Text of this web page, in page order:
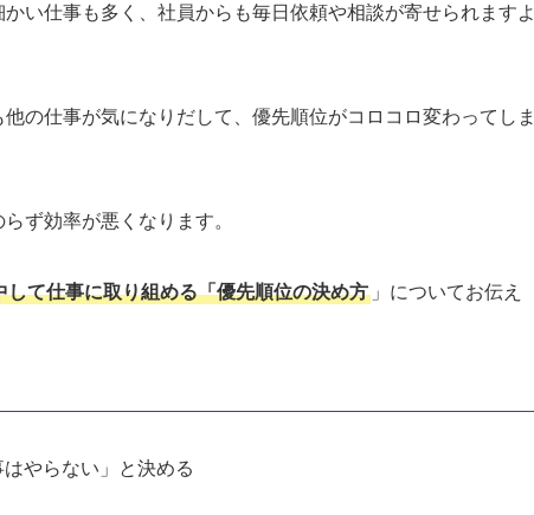
い仕事も多く、社員からも毎日依頼や相談が寄せられますよ
の仕事が気になりだして、優先順位がコロコロ変わってしま
ず効率が悪くなります。
て仕事に取り組める「優先順位の決め方 」についてお伝え
やらない」と決める